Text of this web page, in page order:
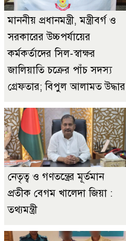
মাননীয় প্রধানমন্ত্রী, মন্ত্রীবর্গ ও
সরকারের উচ্চপর্যায়ের
কর্মকর্তাদের সিল-স্বাক্ষর
জালিয়াতি চক্রের পাঁচ সদস্য
গ্রেফতার; বিপুল আলামত উদ্ধার
নেতৃত্ব ও গণতন্ত্রের মূর্তমান
প্রতীক বেগম খালেদা জিয়া :
তথ্যমন্ত্রী